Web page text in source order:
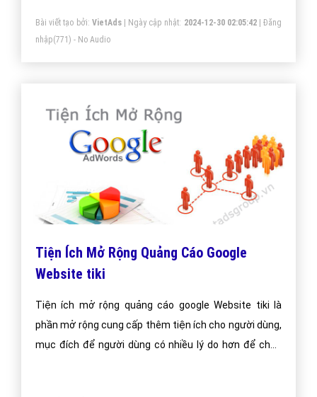
Bài viết tạo bởi: VietAds| Ngày cập nhật: 2024-12-30 02:05:42|Đăng
nhập(771) - No Audio
Tiện Ích Mở Rộng Quảng Cáo Google
Website tiki
Tiện ích mở rộng quảng cáo google Website tiki là
phần mở rộng cung cấp thêm tiện ích cho người dùng,
mục đích để người dùng có nhiều lý do hơn để chọn